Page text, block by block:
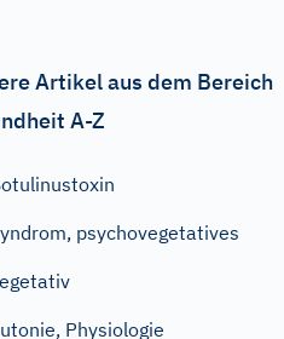
Artikel aus dem Bereich
A-Z
psychovegetatives
Physiologie